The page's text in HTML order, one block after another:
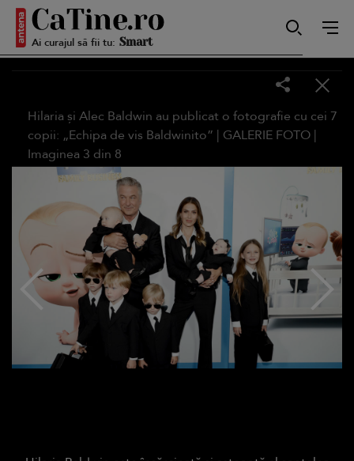
Ai curajul să fii tu:
Autentică
Sensibilă
Puternică
Hilaria și Alec Baldwin au publicat o fotografie cu cei 7
copii: „Echipa de vis Baldwinito” | GALERIE FOTO |
Imaginea 3 din 8